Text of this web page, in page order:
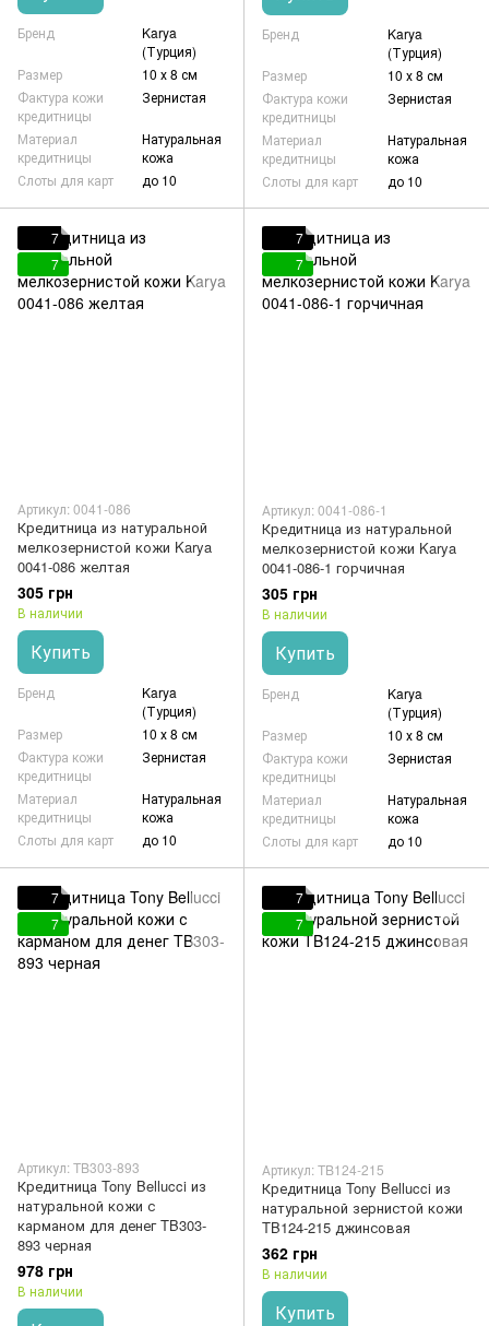
Бренд
Karya
(Турция)
Размер
10 х 8 см
Фактура кожи
кредитницы
Зернистая
Материал
кредитницы
Натуральная
кожа
Слоты для карт
до 10
Бренд
Karya
(Турция)
Размер
10 х 8 см
Фактура кожи
кредитницы
Зернистая
Материал
кредитницы
Натуральная
кожа
Слоты для карт
до 10
7
7
Артикул: 0041-086
Кредитница из натуральной
мелкозернистой кожи Karya
0041-086 желтая
305 грн
В наличии
Купить
Бренд
Karya
(Турция)
Размер
10 х 8 см
Фактура кожи
кредитницы
Зернистая
Материал
кредитницы
Натуральная
кожа
Слоты для карт
до 10
7
7
Артикул: 0041-086-1
Кредитница из натуральной
мелкозернистой кожи Karya
0041-086-1 горчичная
305 грн
В наличии
Купить
Бренд
Karya
(Турция)
Размер
10 х 8 см
Фактура кожи
кредитницы
Зернистая
Материал
кредитницы
Натуральная
кожа
Слоты для карт
до 10
7
7
Артикул: TB303-893
Кредитница Tony Bellucci из
натуральной кожи с
карманом для денег TB303-
893 черная
978 грн
В наличии
7
7
Артикул: TB124-215
Кредитница Tony Bellucci из
натуральной зернистой кожи
TB124-215 джинсовая
362 грн
В наличии
Купить